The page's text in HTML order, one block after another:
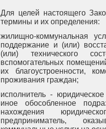
Для целей настоящего
термины и их определения:
жилищно-коммунальная
поддержание и (или)
(или) технического
вспомогательных
их благоустроенности,
проживания граждан;
исполнитель -
иное обособленное
нахождения
предприниматель,